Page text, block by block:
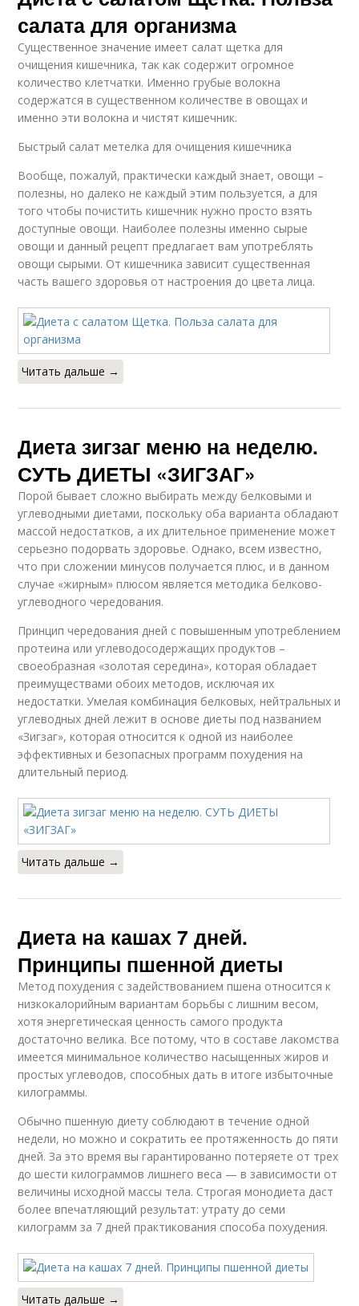
салата для организма
Существенное значение имеет салат щетка для
очищения кишечника, так как содержит огромное
количество клетчатки. Именно грубые волокна
содержатся в существенном количестве в овощах и
именно эти волокна и чистят кишечник.
Быстрый салат метелка для очищения кишечника
Вообще, пожалуй, практически каждый знает, овощи –
полезны, но далеко не каждый этим пользуется, а для
того чтобы почистить кишечник нужно просто взять
доступные овощи. Наиболее полезны именно сырые
овощи и данный рецепт предлагает вам употреблять
овощи сырыми. От кишечника зависит существенная
часть вашего здоровья от настроения до цвета лица.
Читать дальше →
Диета зигзаг меню на неделю.
СУТЬ ДИЕТЫ «ЗИГЗАГ»
Порой бывает сложно выбирать между белковыми и
углеводными диетами, поскольку оба варианта обладают
массой недостатков, а их длительное применение может
серьезно подорвать здоровье. Однако, всем известно,
что при сложении минусов получается плюс, и в данном
случае «жирным» плюсом является методика белково-
углеводного чередования.
Принцип чередования дней с повышенным употреблением
протеина или углеводосодержащих продуктов –
своеобразная «золотая середина», которая обладает
преимуществами обоих методов, исключая их
недостатки. Умелая комбинация белковых, нейтральных и
углеводных дней лежит в основе диеты под названием
«Зигзаг», которая относится к одной из наиболее
эффективных и безопасных программ похудения на
длительный период.
Читать дальше →
Диета на кашах 7 дней.
Принципы пшенной диеты
Метод похудения с задействованием пшена относится к
низкокалорийным вариантам борьбы с лишним весом,
хотя энергетическая ценность самого продукта
достаточно велика. Все потому, что в составе лакомства
имеется минимальное количество насыщенных жиров и
простых углеводов, способных дать в итоге избыточные
килограммы.
Обычно пшенную диету соблюдают в течение одной
недели, но можно и сократить ее протяженность до пяти
дней. За это время вы гарантированно потеряете от трех
до шести килограммов лишнего веса — в зависимости от
величины исходной массы тела. Строгая монодиета даст
более впечатляющий результат: утрату до семи
килограмм за 7 дней практикования способа похудения.
Читать дальше →